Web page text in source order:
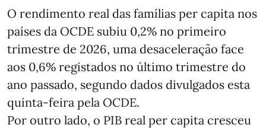
O rendimento real das famílias per capita nos
países da OCDE subiu 0,2% no primeiro
trimestre de 2026, uma desaceleração face
aos 0,6% registados no último trimestre do
ano passado, segundo dados divulgados esta
quinta-feira pela OCDE.
Por outro lado, o PIB real per capita cresceu